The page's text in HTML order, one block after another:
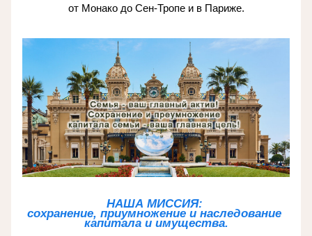
от Монако до Сен-Тропе и в Париже.
НАША МИССИЯ:
сохранение, приумножение и наследование
капитала и имущества.